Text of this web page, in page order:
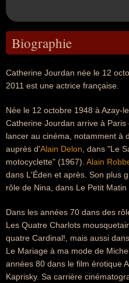
Biographie
Catherine Jourdan née le 12
2011 est une actrice française.
Née le 12 octobre 1948 à Azay-
Catherine Jourdan arrive à
lancer au cinéma, notamment à
auprès d'Alain Delon , dans "Le
motocyclette" (1967). Alain
dans L'Éden et après. Son plus
rôle de Nina, dans Le Petit Matin
Dans les années 70 dans des
Les Quatre Charlots
quatre Cardinal!, mais aussi
Le Mariage à ma mode de
années 80 dans le film érotique
Kaprisky. Sa carrière